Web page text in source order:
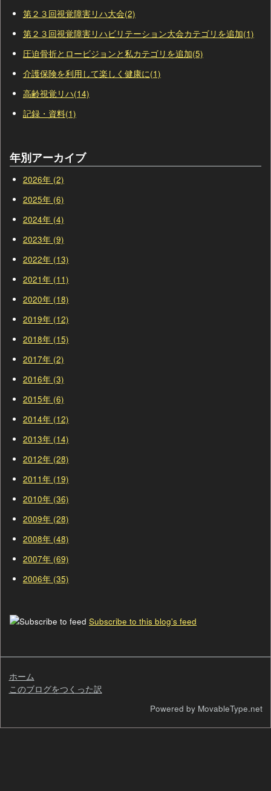
第２３回視覚障害リハ大会(2)
第２３回視覚障害リハビリテーション大会カテゴリを追加(1)
圧迫骨折とロービジョンと私カテゴリを追加(5)
介護保険を利用して楽しく健康に(1)
高齢視覚リハ(14)
記録・資料(1)
年別アーカイブ
2026年 (2)
2025年 (6)
2024年 (4)
2023年 (9)
2022年 (13)
2021年 (11)
2020年 (18)
2019年 (12)
2018年 (15)
2017年 (2)
2016年 (3)
2015年 (6)
2014年 (12)
2013年 (14)
2012年 (28)
2011年 (19)
2010年 (36)
2009年 (28)
2008年 (48)
2007年 (69)
2006年 (35)
Subscribe to this blog's feed
ホーム
このブログをつくった訳
自
Powered by MovableType.net